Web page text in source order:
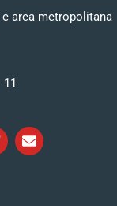
e area metropolitana
11